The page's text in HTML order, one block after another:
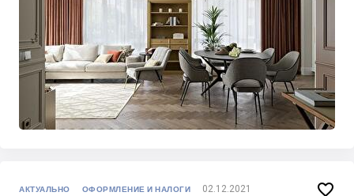
АКТУАЛЬНО ОФОРМЛЕНИЕ И НАЛОГИ 02.12.2021 